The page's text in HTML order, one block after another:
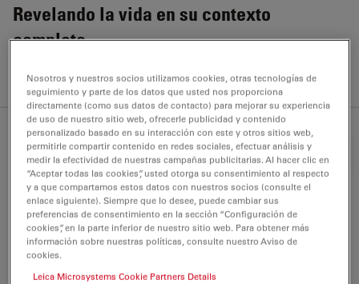
Revelando la vida en su contexto
completo
Sus ventajas
Explora la vida en
profundidad
Siga la escala espaciotemporal de sus sistemas a
medida que crecen desde células individuales hasta
tejidos o organismos, con imágenes volumétricas
profundas que proporcionan una visión detallada y
Nosotros y nuestros socios utilizamos cookies, otras tecnologías de
seguimiento y parte de los datos que usted nos proporciona
directamente (como sus datos de contacto) para mejorar su experiencia
de uso de nuestro sitio web, ofrecerle publicidad y contenido
personalizado basado en su interacción con este y otros sitios web,
permitirle compartir contenido en redes sociales, efectuar análisis y
medir la efectividad de nuestras campañas publicitarias. Al hacer clic en
“Aceptar todas las cookies”, usted otorga su consentimiento al respecto
y a que compartamos estos datos con nuestros socios (consulte el
enlace siguiente). Siempre que lo desee, puede cambiar sus
preferencias de consentimiento en la sección “Configuración de
cookies”, en la parte inferior de nuestro sitio web. Para obtener más
información sobre nuestras políticas, consulte nuestro Aviso de
cookies.
Leica Microsystems Cookie Partners Details